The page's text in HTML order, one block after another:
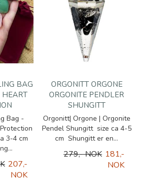
BAG
HEART
Bag -
3-4 cm
207,-
NOK
ORGONITT ORGONE
ORGONITE PENDLER
SHUNGITT
Orgonitt| Orgone | Orgonite
Pendel Shungitt size ca 4-5
cm Shungitt er en...
279,- NOK 181,-
NOK